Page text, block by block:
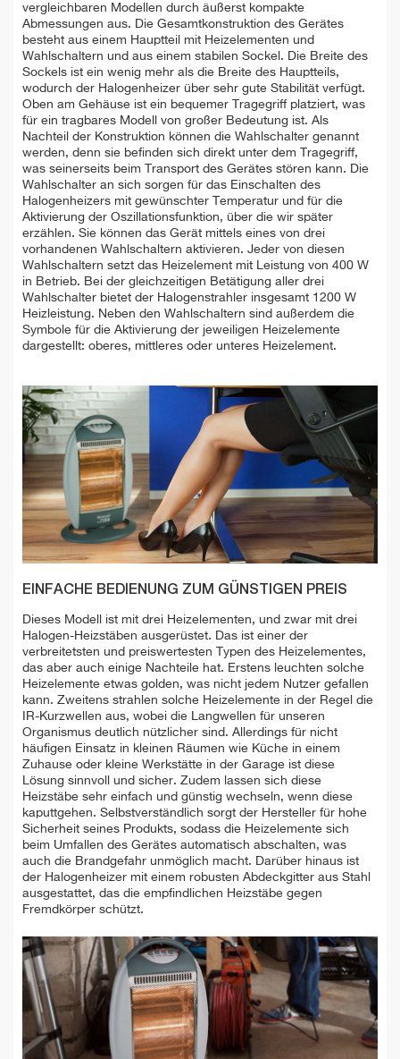
vergleichbaren Modellen durch äußerst kompakte
Abmessungen aus. Die Gesamtkonstruktion des Gerätes
besteht aus einem Hauptteil mit Heizelementen und
Wahlschaltern und aus einem stabilen Sockel. Die Breite des
Sockels ist ein wenig mehr als die Breite des Hauptteils,
wodurch der Halogenheizer über sehr gute Stabilität verfügt.
Oben am Gehäuse ist ein bequemer Tragegriff platziert, was
für ein tragbares Modell von großer Bedeutung ist. Als
Nachteil der Konstruktion können die Wahlschalter genannt
werden, denn sie befinden sich direkt unter dem Tragegriff,
was seinerseits beim Transport des Gerätes stören kann. Die
Wahlschalter an sich sorgen für das Einschalten des
Halogenheizers mit gewünschter Temperatur und für die
Aktivierung der Oszillationsfunktion, über die wir später
erzählen. Sie können das Gerät mittels eines von drei
vorhandenen Wahlschaltern aktivieren. Jeder von diesen
Wahlschaltern setzt das Heizelement mit Leistung von 400 W
in Betrieb. Bei der gleichzeitigen Betätigung aller drei
Wahlschalter bietet der Halogenstrahler insgesamt 1200 W
Heizleistung. Neben den Wahlschaltern sind außerdem die
Symbole für die Aktivierung der jeweiligen Heizelemente
dargestellt: oberes, mittleres oder unteres Heizelement.
EINFACHE BEDIENUNG ZUM GÜNSTIGEN PREIS
Dieses Modell ist mit drei Heizelementen, und zwar mit drei
Halogen-Heizstäben ausgerüstet. Das ist einer der
verbreitetsten und preiswertesten Typen des Heizelementes,
das aber auch einige Nachteile hat. Erstens leuchten solche
Heizelemente etwas golden, was nicht jedem Nutzer gefallen
kann. Zweitens strahlen solche Heizelemente in der Regel die
IR-Kurzwellen aus, wobei die Langwellen für unseren
Organismus deutlich nützlicher sind. Allerdings für nicht
häufigen Einsatz in kleinen Räumen wie Küche in einem
Zuhause oder kleine Werkstätte in der Garage ist diese
Lösung sinnvoll und sicher. Zudem lassen sich diese
Heizstäbe sehr einfach und günstig wechseln, wenn diese
kaputtgehen. Selbstverständlich sorgt der Hersteller für hohe
Sicherheit seines Produkts, sodass die Heizelemente sich
beim Umfallen des Gerätes automatisch abschalten, was
auch die Brandgefahr unmöglich macht. Darüber hinaus ist
der Halogenheizer mit einem robusten Abdeckgitter aus Stahl
ausgestattet, das die empfindlichen Heizstäbe gegen
Fremdkörper schützt.